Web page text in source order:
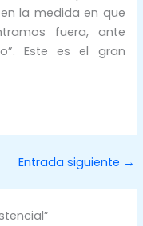
la medida en que
fuera, ante
Este es el gran
Entrada siguiente →